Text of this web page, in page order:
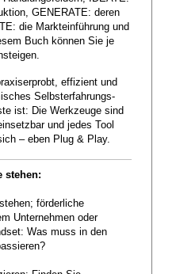
GENERATE: deren
die Markteinführung und
Buch können Sie je
effizient und
Selbsterfahrungs-
ist: Die Werkzeuge sind
und jedes Tool
– eben Plug & Play.
stehen:
förderliche
Unternehmen oder
Was muss in den